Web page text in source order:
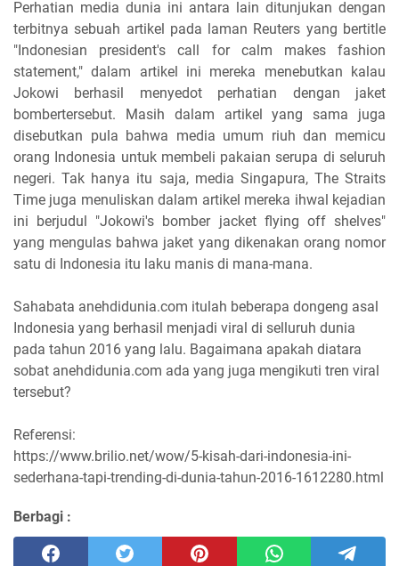
Perhatian media dunia ini antara lain ditunjukan dengan
terbitnya sebuah artikel pada laman Reuters yang bertitle
"Indonesian president's call for calm makes fashion
statement," dalam artikel ini mereka menebutkan kalau
Jokowi berhasil menyedot perhatian dengan jaket
bombertersebut. Masih dalam artikel yang sama juga
disebutkan pula bahwa media umum riuh dan memicu
orang Indonesia untuk membeli pakaian serupa di seluruh
negeri. Tak hanya itu saja, media Singapura, The Straits
Time juga menuliskan dalam artikel mereka ihwal kejadian
ini berjudul "Jokowi's bomber jacket flying off shelves"
yang mengulas bahwa jaket yang dikenakan orang nomor
satu di Indonesia itu laku manis di mana-mana.
Sahabata anehdidunia.com itulah beberapa dongeng asal
Indonesia yang berhasil menjadi viral di selluruh dunia
pada tahun 2016 yang lalu. Bagaimana apakah diatara
sobat anehdidunia.com ada yang juga mengikuti tren viral
tersebut?
Referensi:
https://www.brilio.net/wow/5-kisah-dari-indonesia-ini-
sederhana-tapi-trending-di-dunia-tahun-2016-1612280.html
Berbagi :